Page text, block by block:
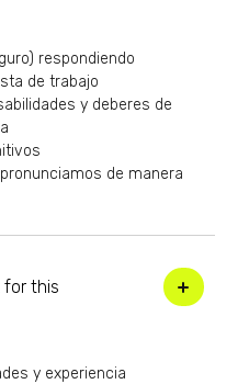
respondiendo
de trabajo
y deberes de
de manera
for this
y experiencia